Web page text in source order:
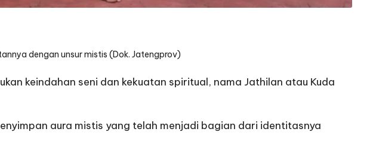
dengan unsur mistis (Dok. Jatengprov)
keindahan seni dan kekuatan spiritual, nama Jathilan atau Kuda
aura mistis yang telah menjadi bagian dari identitasnya